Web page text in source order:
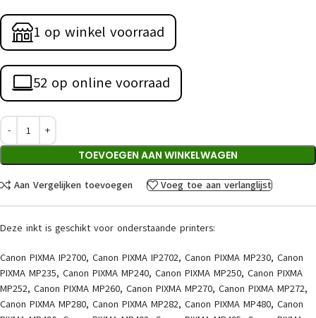
1 op winkel voorraad
52 op online voorraad
TOEVOEGEN AAN WINKELWAGEN
Aan Vergelijken toevoegen Voeg toe aan verlanglijst
Deze inkt is geschikt voor onderstaande printers:
Canon PIXMA IP2700, Canon PIXMA IP2702, Canon PIXMA MP230, Canon
PIXMA MP235, Canon PIXMA MP240, Canon PIXMA MP250, Canon PIXMA
MP252, Canon PIXMA MP260, Canon PIXMA MP270, Canon PIXMA MP272,
Canon PIXMA MP280, Canon PIXMA MP282, Canon PIXMA MP480, Canon